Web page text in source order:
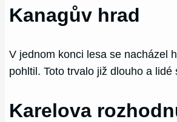
Kanagův hrad
V jednom konci lesa se nacházel
pohltil. Toto trvalo již dlouho a
Karelova